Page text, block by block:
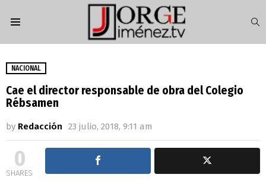
NACIONAL
Cae el director responsable de obra del Colegio
Rébsamen
by Redacción 23 julio, 2018, 9:11 am
0
SHARES